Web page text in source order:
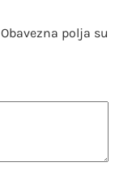
Obavezna polja su